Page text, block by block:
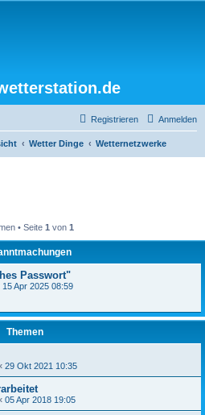
Anmelden
Registrieren
Wetter Dinge Wetternetzwerke
• Seite 1 von 1
Passwort"
15 Apr 2025 08:59
Themen
29 Okt 2021 10:35
05 Apr 2018 19:05